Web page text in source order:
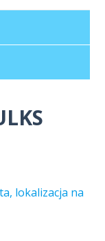
lokalizacja na